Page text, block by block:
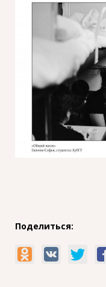
Поделиться: